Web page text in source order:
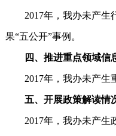
2017年，我办未产生
果“五公开”事例。
四、推进重点领域信
2017年，我办未产生重
五、开展政策解读情
2017年，我办未产生政